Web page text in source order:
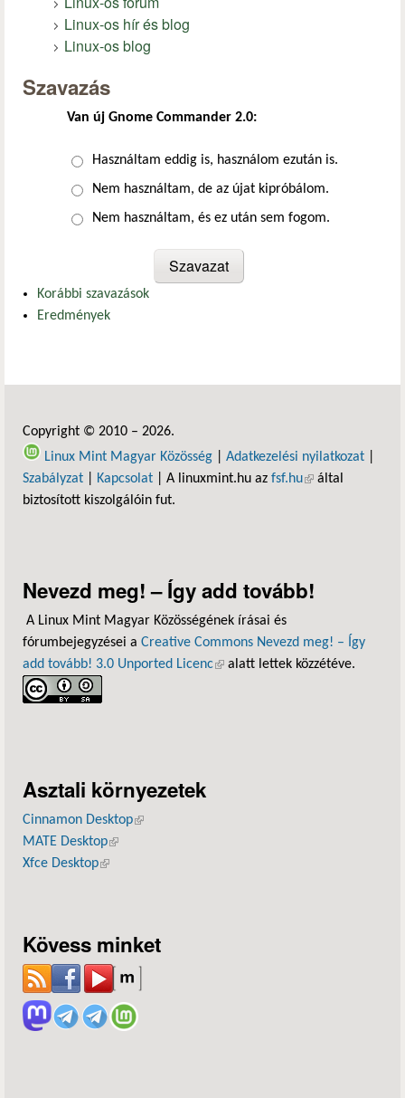
Linux-os hír és blog
Linux-os blog
Szavazás
Van új Gnome Commander 2.0:
Választások
Használtam eddig is, használom ezután is.
Nem használtam, de az újat kipróbálom.
Nem használtam, és ez után sem fogom.
Korábbi szavazások
Eredmények
Copyright © 2010 – 2026.
Linux Mint Magyar Közösség
Adatkezelési nyilatkozat
Szabályzat
Kapcsolat | A linuxmint.hu az fsf.hu(külső hivatkozás)
által
biztosított kiszolgálóin fut.
Nevezd meg! – Így add tovább!
A Linux Mint Magyar Közösségének írásai és
fórumbejegyzései a Creative Commons Nevezd meg! – Így
add tovább! 3.0 Unported Licenc(külső hivatkozás)
alatt lettek közzétéve.
Asztali környezetek
Cinnamon Desktop(külső hivatkozás)
MATE Desktop(külső hivatkozás)
Xfce Desktop(külső hivatkozás)
Kövess minket